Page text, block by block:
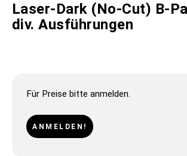
Laser-Dark (No-Cut) B-
div. Ausführungen
Für Preise bitte anmelden.
ANMELDEN!